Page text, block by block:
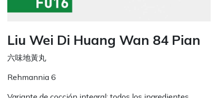
Liu Wei Di Huang Wan 84 Pian
六味地黃丸
Rehmannia 6